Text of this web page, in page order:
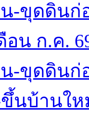
-ขุดดินก่
อน ก.ค.
-ขุดดินก่
นบ้านใ